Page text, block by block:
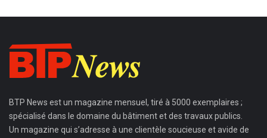
BTP News est un magazine mensuel, tiré à 5000 exemplaires ;
spécialisé dans le domaine du bâtiment et des travaux publics.
Un magazine qui s’adresse à une clientèle soucieuse et avide de